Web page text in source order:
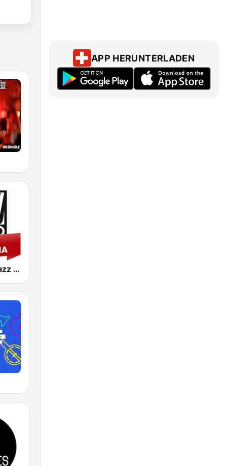
Jazz Radio Jazz & Cinema
APP HERUNTERLADEN